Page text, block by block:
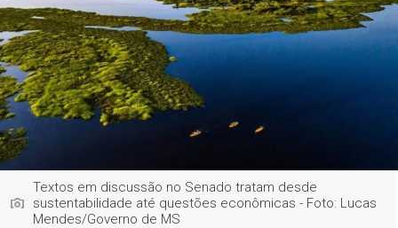
Textos em discussão no Senado tratam desde
sustentabilidade até questões econômicas - Foto: Lucas
Mendes/Governo de MS